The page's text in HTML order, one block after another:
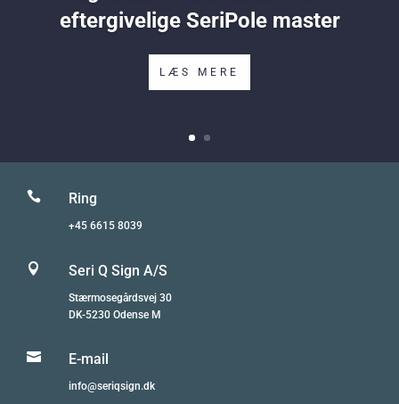
eftergivelige SeriPole master
LÆS MERE
 Ring
+45 6615 8039
 Seri Q Sign A/S
Stærmosegårdsvej 30
DK-5230 Odense M
 E-mail
info@seriqsign.dk